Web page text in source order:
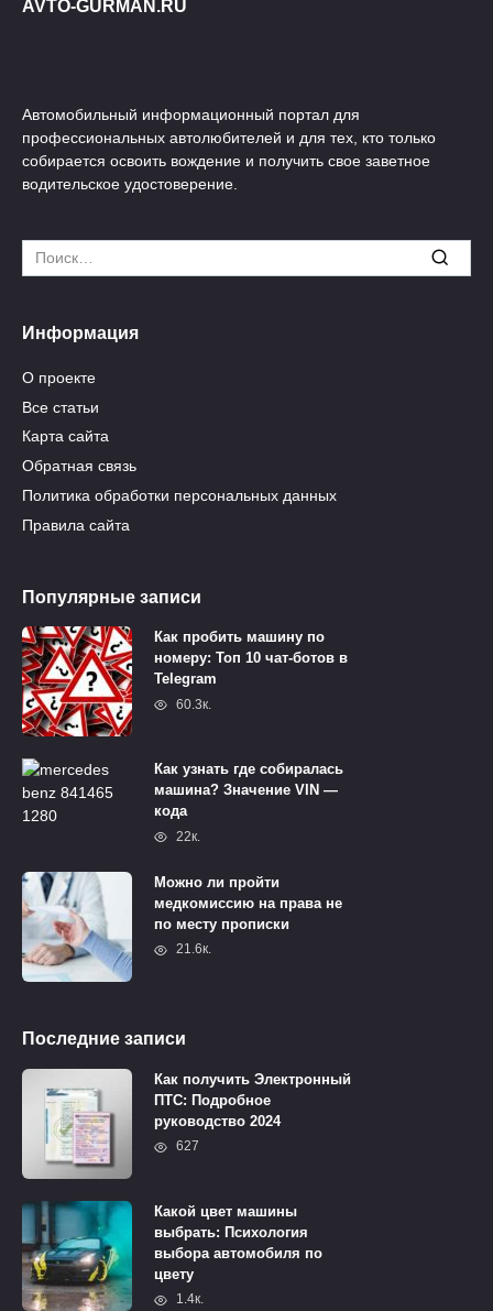
AVTO-GURMAN.RU
Автомобильный информационный портал для
профессиональных автолюбителей и для тех, кто только
собирается освоить вождение и получить свое заветное
водительское удостоверение.
Search
for:
Информация
О проекте
Все статьи
Карта сайта
Обратная связь
Политика обработки персональных данных
Правила сайта
Популярные записи
Как пробить машину по
номеру: Топ 10 чат-ботов в
Telegram
60.3к.
Как узнать где собиралась
машина? Значение VIN —
кода
22к.
Можно ли пройти
медкомиссию на права не
по месту прописки
21.6к.
Последние записи
Как получить Электронный
ПТС: Подробное
руководство 2024
627
Какой цвет машины
выбрать: Психология
выбора автомобиля по
цвету
1.4к.